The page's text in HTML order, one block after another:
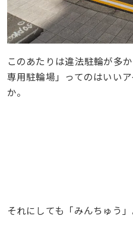
このあたりは違法駐輪が多
専用駐輪場」ってのはいい
か。
それにしても「みんちゅう